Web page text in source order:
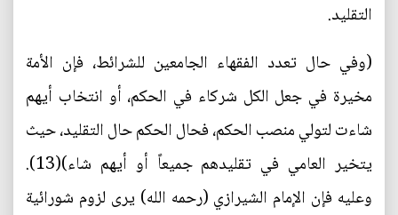
التقليد.
(وفي حال تعدد الفقهاء الجامعين للشرائط، فإن الأمة
مخيرة في جعل الكل شركاء في الحكم، أو انتخاب أيهم
شاءت لتولي منصب الحكم، فحال الحكم حال التقليد، حيث
يتخير العامي في تقليدهم جميعاً أو أيهم شاء)(13).
وعليه فإن الإمام الشيرازي (رحمه الله) يرى لزوم شورائية